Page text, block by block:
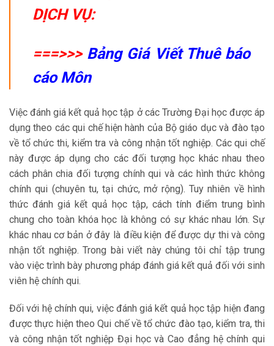
DỊCH VỤ:
===>>> Bảng Giá Viết Thuê báo
cáo Môn
Việc đánh giá kết quả học tập ở các Trường Đại học được áp
dụng theo các qui chế hiện hành của Bộ giáo dục và đào tạo
về tổ chức thi, kiểm tra và công nhận tốt nghiệp. Các qui chế
này được áp dụng cho các đối tượng học khác nhau theo
cách phân chia đối tượng chính qui và các hình thức không
chính qui (chuyên tu, tại chức, mở rộng). Tuy nhiên về hình
thức đánh giá kết quả học tập, cách tính điểm trung bình
chung cho toàn khóa học là không có sự khác nhau lớn. Sự
khác nhau cơ bản ở đây là điều kiện để được dự thi và công
nhận tốt nghiệp. Trong bài viết này chúng tôi chỉ tập trung
vào việc trình bày phương pháp đánh giá kết quả đối với sinh
viên hệ chính qui.
Đối với hệ chính qui, việc đánh giá kết quả học tập hiện đang
được thực hiện theo Qui chế về tổ chức đào tạo, kiểm tra, thi
và công nhận tốt nghiệp Đại học và Cao đẳng hệ chính qui